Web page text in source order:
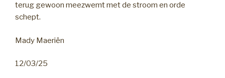
terug gewoon meezwemt met de stroom en orde
schept.
Mady Maeriën
12/03/25